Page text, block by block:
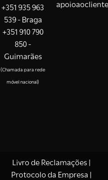
+351 935 963
539 - Braga
+351 910 790
850 -
Guimarães
(Chamada para rede
móvel nacional)
Livro de Reclamações
Protocolo da Empresa